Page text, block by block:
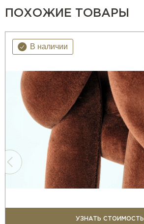
ПОХОЖИЕ ТОВАРЫ
В наличии
УЗНАТЬ СТОИМОСТЬ